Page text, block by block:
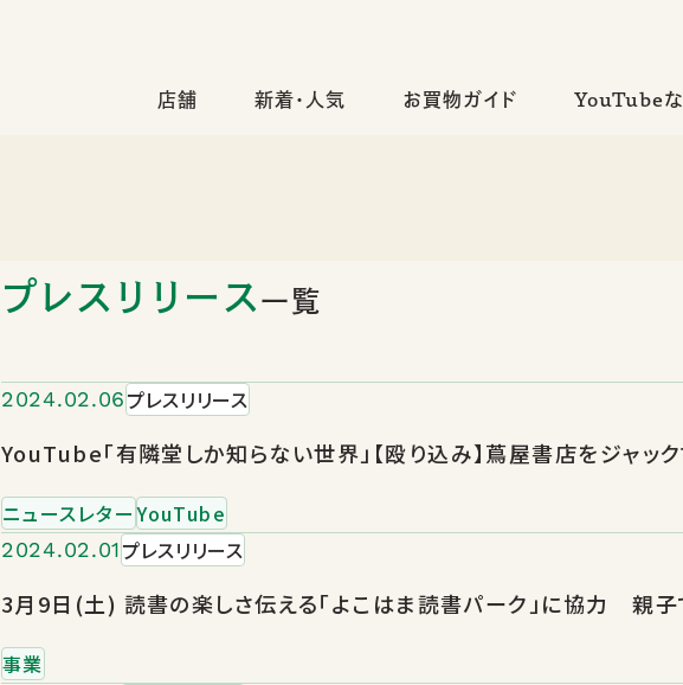
店舗 新着・人気 お買物ガイド YouTube
プレスリリース 一覧
2024.02.06プレスリリース
YouTube「有隣堂しか知らない世界」【殴り込み】蔦屋書店をジャ
ニュースレター YouTube
2024.02.01プレスリリース
3月9日(土) 読書の楽しさ伝える「よこはま読書パーク」に協力 親
事業